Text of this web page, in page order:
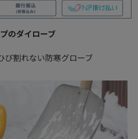
のダイローブ
び割れない防寒グローブ